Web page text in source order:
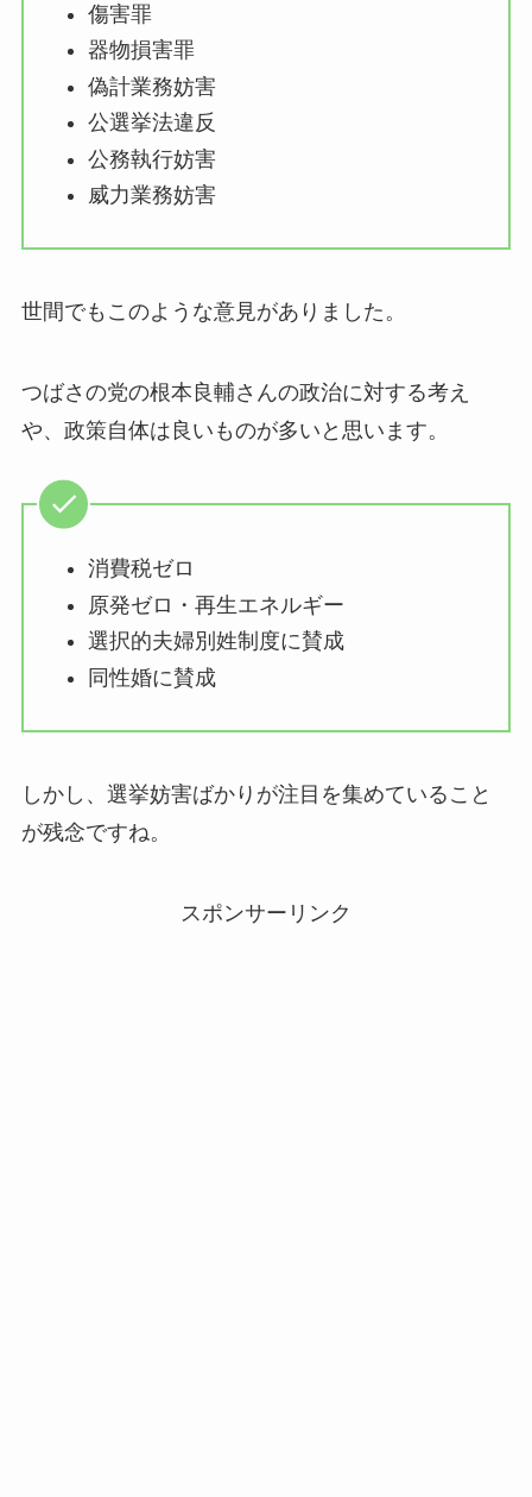
傷害罪
器物損害罪
偽計業務妨害
公選挙法違反
公務執行妨害
威力業務妨害
世間でもこのような意見がありました。
つばさの党の根本良輔さんの政治に対する考え
や、政策自体は良いものが多いと思います。
消費税ゼロ
原発ゼロ・再生エネルギー
選択的夫婦別姓制度に賛成
同性婚に賛成
しかし、選挙妨害ばかりが注目を集めていること
が残念ですね。
スポンサーリンク